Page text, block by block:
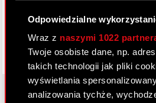
Odpowiedzialne
Wraz z naszymi 1022
Twoje osobiste dane, np.
takich technologii jak pliki
wyświetlania
analizowania tychże,